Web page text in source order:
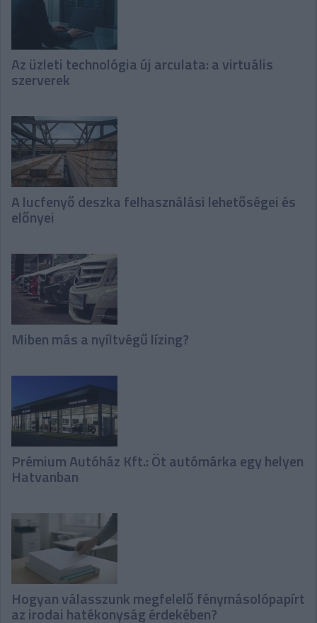
Az üzleti technológia új arculata: a virtuális
szerverek
A lucfenyő deszka felhasználási lehetőségei és
előnyei
Miben más a nyíltvégű lízing?
Prémium Autóház Kft.: Öt autómárka egy helyen
Hatvanban
Hogyan válasszunk megfelelő fénymásolópapírt
az irodai hatékonyság érdekében?